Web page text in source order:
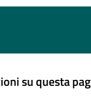
su questa